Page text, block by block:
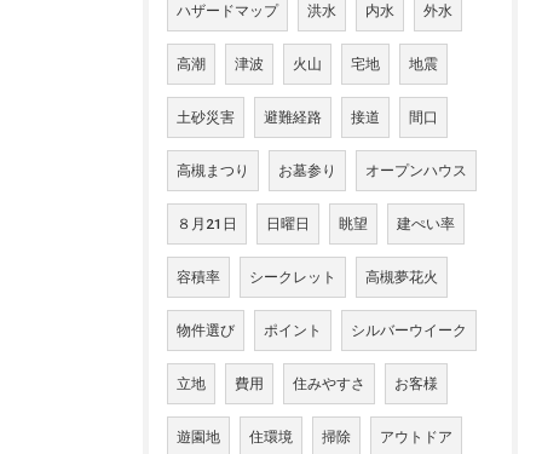
ハザードマップ 洪水 内水 外水
高潮 津波 火山 宅地 地震
土砂災害 避難経路 接道 間口
高槻まつり お墓参り オープンハウス
８月21日 日曜日 眺望 建ぺい率
容積率 シークレット 高槻夢花火
物件選び ポイント シルバーウイーク
立地 費用 住みやすさ お客様
遊園地 住環境 掃除 アウトドア